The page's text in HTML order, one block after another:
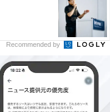
Recommended by